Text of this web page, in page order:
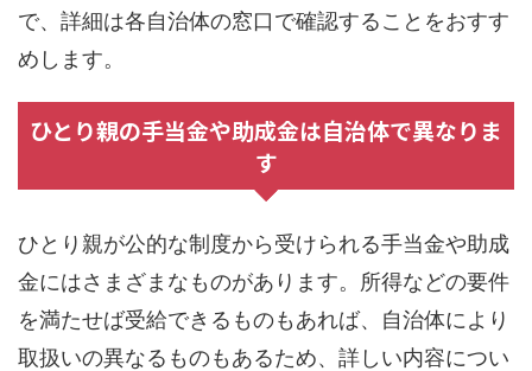
で、詳細は各自治体の窓口で確認することをおすす
めします。
ひとり親の手当金や助成金は自治体で異なりま
す
ひとり親が公的な制度から受けられる手当金や助成
金にはさまざまなものがあります。所得などの要件
を満たせば受給できるものもあれば、自治体により
取扱いの異なるものもあるため、詳しい内容につい